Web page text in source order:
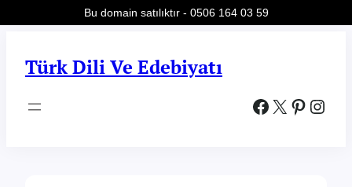
Türk Dili Ve Edebiyatı
Facebook X Pinterest Instagram
Bu domain satılıktır - 0506 164 03 59